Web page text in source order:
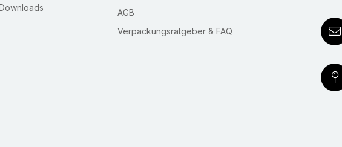
AGB
Verpackungsratgeber & FAQ